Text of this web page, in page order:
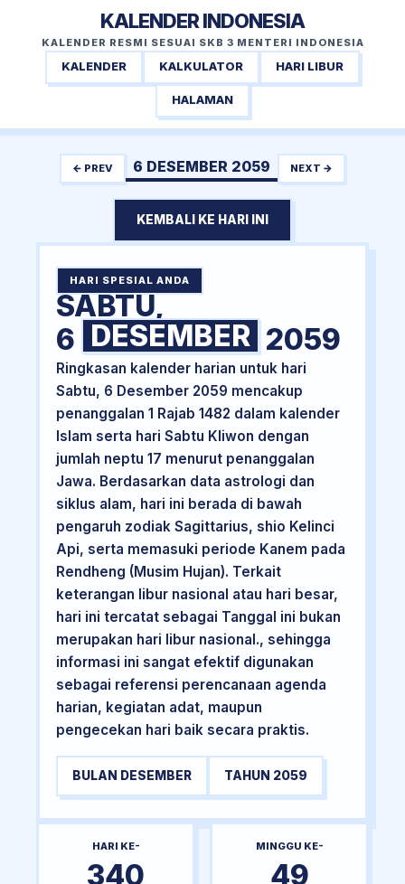
KALENDER INDONESIA
KALENDER RESMI SESUAI SKB 3 MENTERI INDONESIA
KALENDER KALKULATOR HARI LIBUR
HALAMAN
← PREV 6 DESEMBER 2059 NEXT →
KEMBALI KE HARI INI
HARI SPESIAL ANDA
SABTU,
6 DESEMBER 2059
Ringkasan kalender harian untuk hari
Sabtu, 6 Desember 2059 mencakup
penanggalan 1 Rajab 1482 dalam kalender
Islam serta hari Sabtu Kliwon dengan
jumlah neptu 17 menurut penanggalan
Jawa. Berdasarkan data astrologi dan
siklus alam, hari ini berada di bawah
pengaruh zodiak Sagittarius, shio Kelinci
Api, serta memasuki periode Kanem pada
Rendheng (Musim Hujan). Terkait
keterangan libur nasional atau hari besar,
hari ini tercatat sebagai Tanggal ini bukan
merupakan hari libur nasional., sehingga
informasi ini sangat efektif digunakan
sebagai referensi perencanaan agenda
harian, kegiatan adat, maupun
pengecekan hari baik secara praktis.
BULAN DESEMBER TAHUN 2059
HARI KE-
340
MINGGU KE-
49